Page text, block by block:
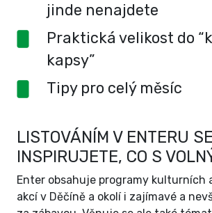
jinde nenajdete
Praktická velikost do
kapsy”
Tipy pro celý měsíc
LISTOVÁNÍM V ENTERU SE
INSPIRUJETE, CO S
Enter obsahuje programy kulturních
akcí v Děčíně a okolí i zajímavé a